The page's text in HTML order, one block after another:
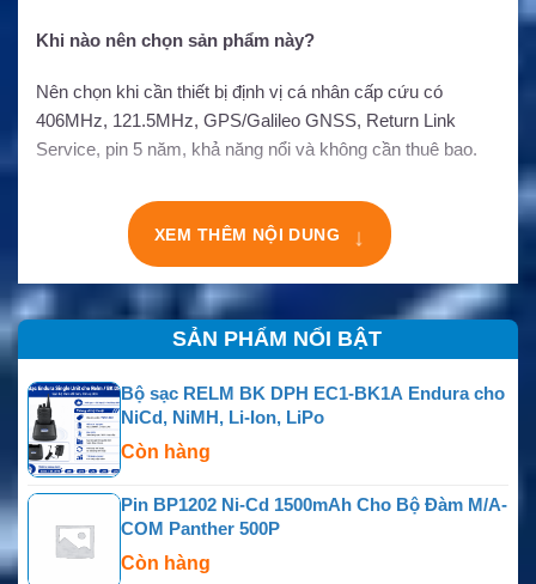
Khi nào nên chọn sản phẩm này?
Nên chọn khi cần thiết bị định vị cá nhân cấp cứu có
406MHz, 121.5MHz, GPS/Galileo GNSS, Return Link
Service, pin 5 năm, khả năng nổi và không cần thuê bao.
XEM THÊM NỘI DUNG ↓
SẢN PHẨM NỔI BẬT
Bộ sạc RELM BK DPH EC1-BK1A Endura cho
NiCd, NiMH, Li-Ion, LiPo
Còn hàng
Pin BP1202 Ni-Cd 1500mAh Cho Bộ Đàm M/A-
COM Panther 500P
Còn hàng